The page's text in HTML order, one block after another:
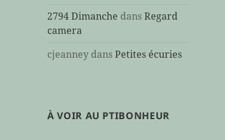
2794 Dimanche dansRegard
camera
cjeanney dansPetites écuries
À VOIR AU PTIBONHEUR